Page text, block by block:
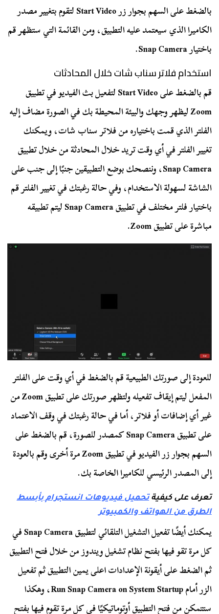
بالضغط على السهم بجوار زر Start Video لتقوم بتغيير مصدر
الكاميرا الذي سيعتمد عليه التطبيق، ومن القائمة التي ستظهر قم
باختيار Snap Camera.
استخدام فلاتر سناب شات خلال المحادثات
قم بالضغط على Start Video لتفعيل بث الفيديو في تطبيق
Zoom ليظهر وجهك والبيئة المحيطة بك في الصورة مضاف إليه
الفلتر الذي قمت باختياره من فلاتر سناب شات، ويمكنك
تغيير الفلتر في أي وقت تريد خلال المحادثة من خلال تطبيق
Snap Camera، وننصحك بوضع التطبيقين جنبًا إلى جنب على
الشاشة لسهولة الاستخدام، وفي حالة رغبتك في تغيير الفلتر قم
باختيار فلتر مختلف في تطبيق Snap Camera ليتم تطبيقه
مباشرة على تطبيق Zoom.
للعودة إلى صورتك الطبيعية قم بالضغط في أي وقت على الفلتر
المفعل ليتم إيقاف تفعيله ولتظهر صورتك على تطبيق Zoom من
غير أي إضافات أو فلاتر، أما في حالة رغبتك في وقف الاعتماد
على تطبيق Snap Camera كمصدر للصورة، قم بالضغط على
السهم بجوار زر الفيديو في تطبيق Zoom مرة أخرى وقم بالعودة
إلى المصدر الرئيسي للكاميرا الخاصة بك.
تعرف على كيفيةتحميل فيديوهات انستجرام بأبسط
الطرق من الهواتف والكمبيوتر
يمكنك أيضًا تفعيل التشغيل التلقائي لتطبيق Snap Camera في
كل مرة تقو فيها بفتح نظام تشغيل ويندوز من خلال فتح التطبيق
ثم الضغط على أيقونة الإعدادات اعلى يمين التطبيق ثم تفعيل
الزر أمام Run Snap Camera on System Startup، وهكذا
ستتمكن من فتح التطبيق أوتوماتيكيًا في كل مرة تقوم فيها بفتح